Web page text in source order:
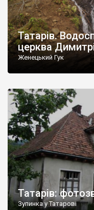
Татарів.
церква
Женецький Гук
Татарів:
Зупинка у Татарові